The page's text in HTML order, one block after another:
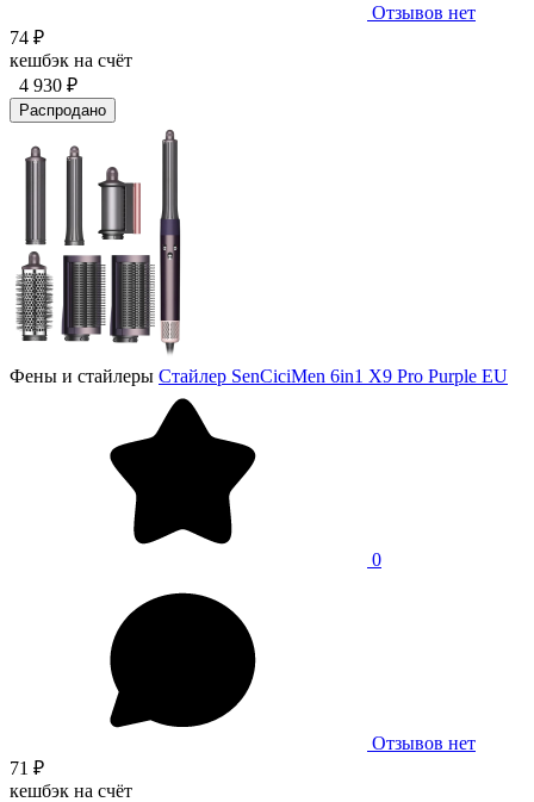
Отзывов нет
74 ₽
кешбэк на счёт
4 930 ₽
Распродано
Фены и стайлеры Стайлер SenCiciMen 6in1 X9 Pro Purple EU
0
Отзывов нет
71 ₽
кешбэк на счёт